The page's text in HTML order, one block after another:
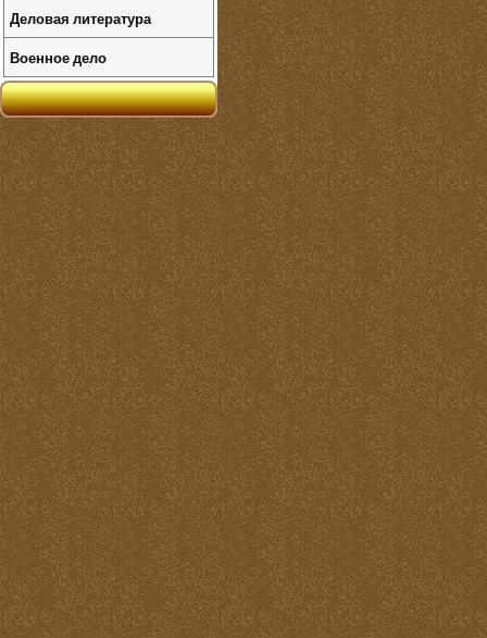
Деловая литература
Военное дело